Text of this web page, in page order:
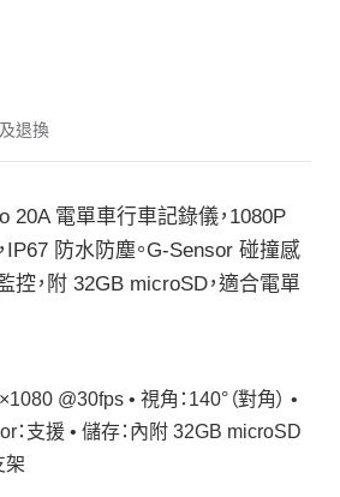
退換
20A 電單車行車記錄儀，1080P
IP67 防水防塵。G-Sensor 碰撞感
控，附 32GB microSD，適合電單
@30fps • 視角：140°（對角） •
：支援 • 儲存：內附 32GB microSD
架